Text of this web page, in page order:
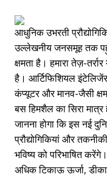
आधुनिक उभरती
उल्लेखनीय जनसमूह तक
क्षमता है। हमारा तेज़-
है। आर्टिफिशियल
कंप्यूटर और मानव-जैसी
बस हिमशैल का सिरा मात्र
जानना होगा कि इस नई
प्रौद्योगिकियां और
भविष्य को परिभाषित करेंगे।
अधिक टिकाऊ ऊर्जा,